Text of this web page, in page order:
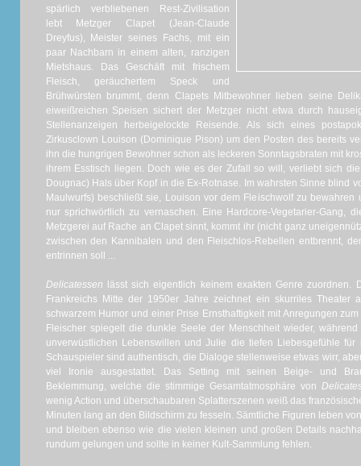
spärlich verbliebenen Rest-Zivilisation
lebt Metzger Clapet (Jean-Claude
Dreyfus), Meister seines Fachs, mit ein
paar Nachbarn in einem alten, ranzigen
Mietshaus. Das Geschäft mit frischem
Fleisch, geräuchertem Speck und
Brühwürsten brummt, denn Clapets Mitbewohner lieben seine
eiweißreichen Speisen sichert der Metzger nicht etwa durch
Stellenanzeigen herbeigelockte Reisende. Als sich eines
Zirkusclown Louison (Dominique Pison) um den Posten des bereits
ihn die hungrigen Bewohner schon als leckeren Sonntagsbraten mit
ihrem Esstisch liegen. Doch wie es der Zufall so will, verliebt sich
Dougnac) Hals über Kopf in die Ex-Rotnase. Im wahrsten Sinne blind
Maulwurfs) beschließt sie, Louison vor dem Fleischwolf zu
nur sprichwörtlich zu vernaschen. Eine Hardcore-Vegetarier-Gang,
Metzgerei auf Rache an Clapet sinnt, kommt ihr (nicht ganz
zwischen den Kannibalen und den Fleischlos-Rebellen entbrennt,
entrinnen soll ...
Delicatessen
lässt sich eigentlich keinem exakten Genre zuordnen.
Frankreichs Mitte der 1950er Jahre zeichnet ein skurriles Theater
schwarzem Humor und einer Prise Ernsthaftigkeit mit Anregungen
Fleischer spiegelt die dunkle Seele der Menschheit wieder,
unverwüstlichen Lebenswillen und Julie die tiefen Liebesgefühle
Schauspieler sind authentisch, die Dialoge stellenweise etwas wirr,
viel Ironie ausgestattet. Das Setting mit seinen Beige- und
Beklemmung, welche die stimmige Gesamtatmosphäre von
wenig Action und überschaubaren Splatterszenen weiß das
Minuten lang an den Bildschirm zu fesseln. Sämtliche Figuren leben
und bleiben ebenso wie die vielen kleinen und großen Details
rundum gelungen und sollte in keiner Kult-Sammlung fehlen.